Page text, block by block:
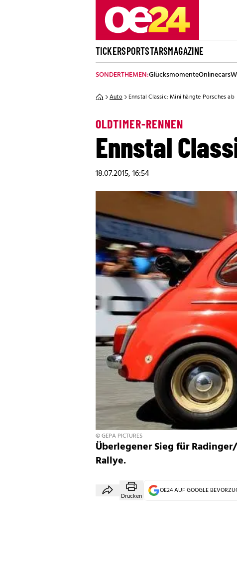
TICKERSPORTSTARSMAGAZINE
SONDERTHEMEN:GlücksmomenteOnlinecars
Auto Ennstal Classic: Mini hängte Porsches ab
OLDTIMER-RENNEN
Ennstal
18.07.2015, 16:54
© GEPA PICTURES
Überlegener Sieg für
Rallye.
Drucken
OE24 AUF GOOGLE